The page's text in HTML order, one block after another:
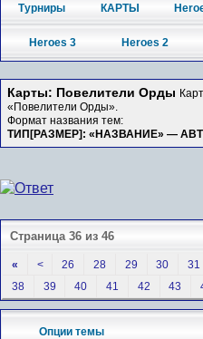
Турниры КАРТЫ
Heroes 3 Heroes 2
Карты: Повелители Орды
«Повелители Орды».
Формат названия тем:
ТИП[РАЗМЕР]: «НАЗВАНИЕ» —
Страница 36 из 46
« < 26 28 29 30 31
38
39 40 41 42 43
Опции темы